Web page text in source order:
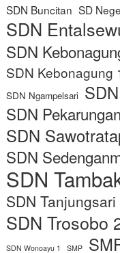
SDN Buncitan SD
SDN
SDN
SDN Kebonagung
SDN Ngampelsari
SDN Pekarungan
SDN
SDN
SDN
SDN Tanjungsari
SDN Trosobo
SDN Wonoayu 1 SMP